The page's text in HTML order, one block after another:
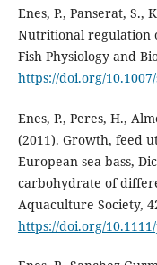
Enes, P., Panserat, S.,
Nutritional regulation
Fish Physiology and
https://doi.org/10.1007/
Enes, P., Peres, H.,
(2011). Growth, feed
European sea bass,
carbohydrate of
Aquaculture Society,
https://doi.org/